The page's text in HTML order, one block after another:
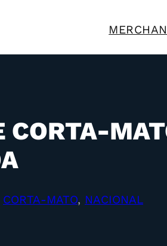
CORTA-
CORTA-MATO, NACIONAL